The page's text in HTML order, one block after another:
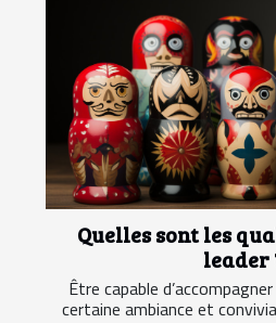
Quelles sont les
leader
Être capable
certaine ambiance et